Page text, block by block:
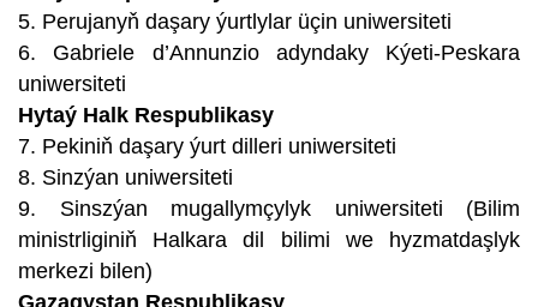
5. Perujanyň daşary ýurtlylar üçin uniwersiteti
6. Gabriele d’Annunzio adyndaky Kýeti-Peskara
uniwersiteti
Hytaý Halk Respublikasy
7. Pekiniň daşary ýurt dilleri uniwersiteti
8. Sinzýan uniwersiteti
9. Sinszýan mugallymçylyk uniwersiteti (Bilim
ministrliginiň Halkara dil bilimi we hyzmatdaşlyk
merkezi bilen)
Gazagystan Respublikasy